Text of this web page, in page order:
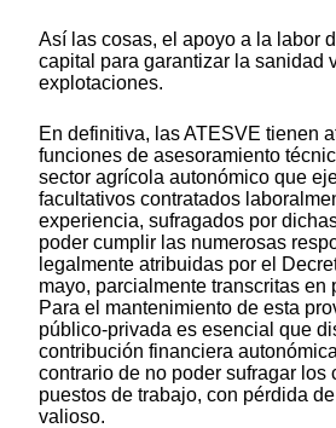
Así las cosas, el apoyo a la labor
capital para garantizar la sanidad
explotaciones.
En definitiva, las ATESVE tienen
funciones de asesoramiento
sector agrícola autonómico que
facultativos contratados
experiencia, sufragados por
poder cumplir las numerosas
legalmente atribuidas por el
mayo, parcialmente transcritas en
Para el mantenimiento de esta
público-privada es esencial que
contribución financiera
contrario de no poder sufragar los
puestos de trabajo, con pérdida
valioso.